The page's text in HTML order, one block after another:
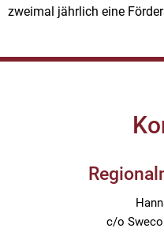
zweimal jährlich eine
c/o